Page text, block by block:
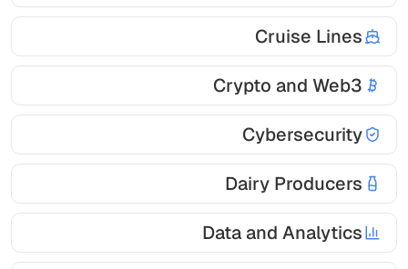
Cruise Lines
Crypto and Web3
Cybersecurity
Dairy Producers
Data and Analytics